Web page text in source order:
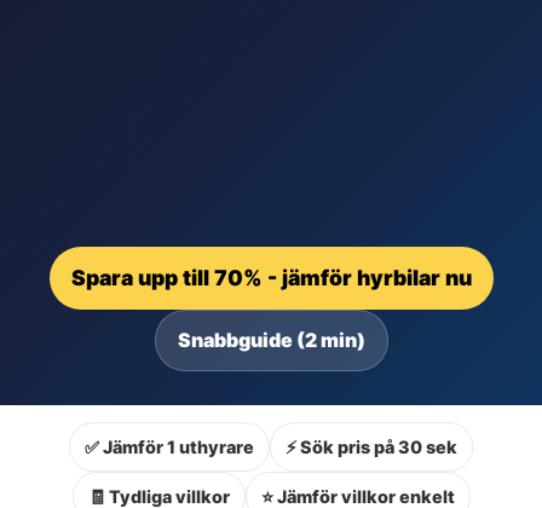
Spara upp till 70% - jämför hyrbilar nu
Snabbguide (2 min)
✅ Jämför 1 uthyrare ⚡ Sök pris på 30 sek
🧾 Tydliga villkor ⭐ Jämför villkor enkelt